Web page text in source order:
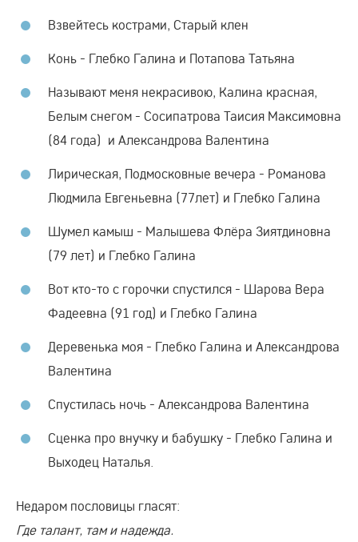
Взвейтесь кострами, Старый клен
Конь - Глебко Галина и Потапова Татьяна
Называют меня некрасивою, Калина красная,
Белым снегом - Сосипатрова Таисия Максимовна
(84 года) и Александрова Валентина
Лирическая, Подмосковные вечера - Романова
Людмила Евгеньевна (77лет) и Глебко Галина
Шумел камыш - Малышева Флёра Зиятдиновна
(79 лет) и Глебко Галина
Вот кто-то с горочки спустился - Шарова Вера
Фадеевна (91 год) и Глебко Галина
Деревенька моя - Глебко Галина и Александрова
Валентина
Спустилась ночь - Александрова Валентина
Сценка про внучку и бабушку - Глебко Галина и
Выходец Наталья.
Недаром пословицы гласят:
Где талант, там и надежда.